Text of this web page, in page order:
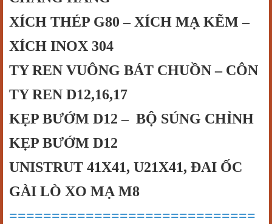
XÍCH THÉP G80 – XÍCH MẠ KẼM –
XÍCH INOX 304
TY REN VUÔNG BÁT CHUỒN – CÔN
TY REN D12,16,17
KẸP BƯỚM D12 – BỘ SÚNG CHỈNH
KẸP BƯỚM D12
UNISTRUT 41X41, U21X41, ĐAI ỐC
GÀI LÒ XO MẠ M8
=============================